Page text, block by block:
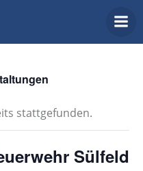
stattgefunden.
Sülfeld